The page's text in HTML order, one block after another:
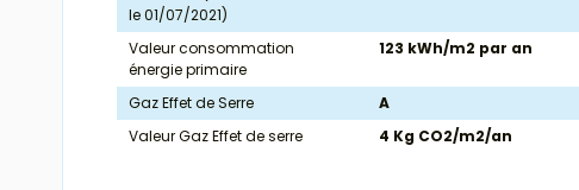
le 01/07/2021)
Valeur consommation
énergie primaire
123 kWh/m2 par an
Gaz Effet de Serre
A
Valeur Gaz Effet de serre
4 Kg CO2/m2/an